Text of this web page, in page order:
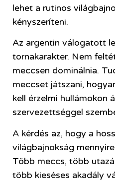
lehet a rutinos
kényszeríteni.
Az argentin válogatott
tornakarakter. Nem
meccsen dominálnia.
meccset játszani,
kell érzelmi hullámokon
szervezettséggel
A kérdés az, hogy a
világbajnokság
Több meccs, több
több kieséses akadály